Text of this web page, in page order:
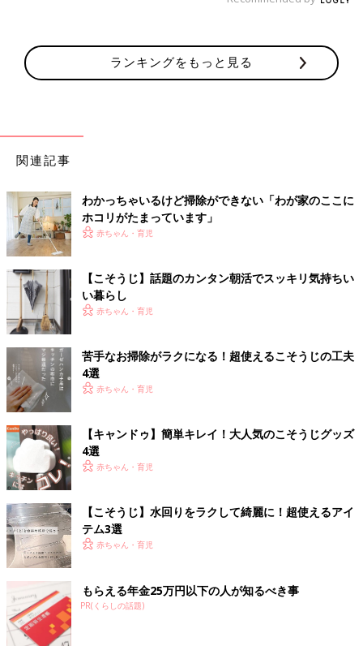
ランキングをもっと見る
関連記事
わかっちゃいるけど掃除ができない「わが家のここに
ホコリがたまっています」
赤ちゃん・育児
【こそうじ】話題のカンタン朝活でスッキリ気持ちい
い暮らし
赤ちゃん・育児
苦手なお掃除がラクになる！超使えるこそうじの工夫
4選
赤ちゃん・育児
【キャンドゥ】簡単キレイ！大人気のこそうじグッズ
4選
赤ちゃん・育児
【こそうじ】水回りをラクして綺麗に！超使えるアイ
テム3選
赤ちゃん・育児
もらえる年金25万円以下の人が知るべき事
PR(くらしの話題)